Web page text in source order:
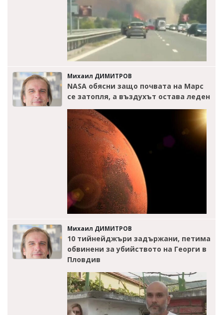
Михаил ДИМИТРОВ
NASA обясни защо почвата на Марс
се затопля, а въздухът остава леден
Михаил ДИМИТРОВ
10 тийнейджъри задържани, петима
обвинени за убийството на Георги в
Пловдив